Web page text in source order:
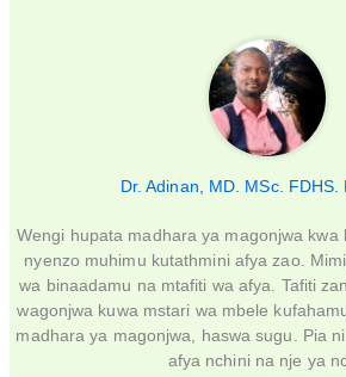
Dr. Adinan, MD. MSc. FDHS.
Wengi hupata madhara ya magonjwa kwa
nyenzo muhimu kutathmini afya zao.
wa binaadamu na mtafiti wa afya. Tafiti
wagonjwa kuwa mstari wa mbele
madhara ya magonjwa, haswa sugu. Pia
afya nchini na nje ya